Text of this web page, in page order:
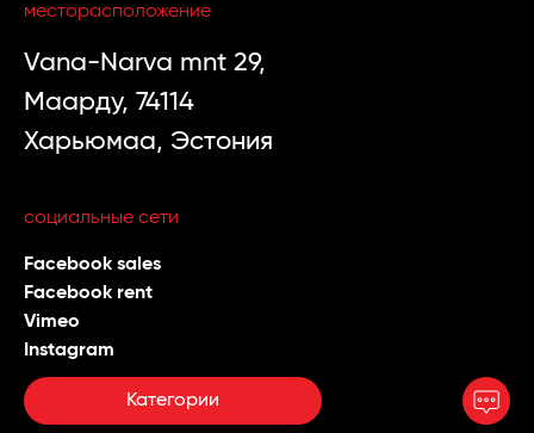
Категории
месторасположение
Vana-Narva mnt 29,
Маарду, 74114
Харьюмаа, Эстония
социальные сети
Facebook sales
Facebook rent
Vimeo
Instagram